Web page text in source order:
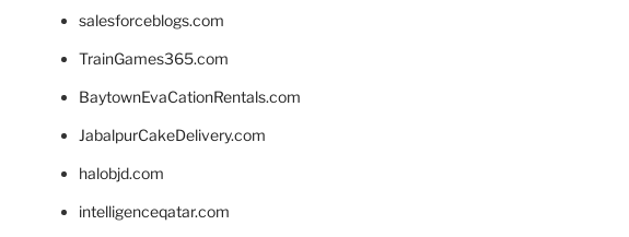
salesforceblogs.com
TrainGames365.com
BaytownEvaCationRentals.com
JabalpurCakeDelivery.com
halobjd.com
intelligenceqatar.com